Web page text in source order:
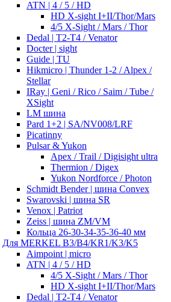
ATN | 4 / 5 / HD
HD X-sight I+II/Thor/Mars
4/5 X-Sight / Mars / Thor
Dedal | T2-T4 / Venator
Docter | sight
Guide | TU
Hikmicro | Thunder 1-2 / Alpex /
Stellar
IRay | Geni / Rico / Saim / Tube /
XSight
LM шина
Pard 1+2 | SA/NV008/LRF
Picatinny
Pulsar & Yukon
Apex / Trail / Digisight ultra
Thermion / Digex
Yukon Nordforce / Photon
Schmidt Bender | шина Convex
Swarovski | шина SR
Venox | Patriot
Zeiss | шина ZM/VM
Кольца 26-30-34-35-36-40 мм
Для MERKEL B3/B4/KR1/K3/K5
Aimpoint | micro
ATN | 4 / 5 / HD
4/5 X-Sight / Mars / Thor
HD X-sight I+II/Thor/Mars
Dedal | T2-T4 / Venator